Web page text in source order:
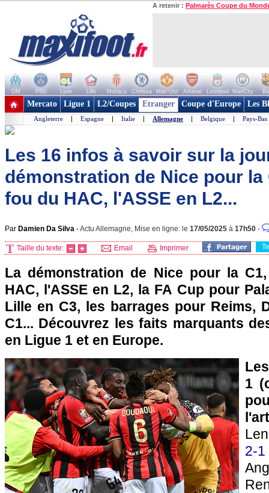
A retenir : Palmarès Coupe du
OM PSG Lyon Lille Monaco Chelsea Man Utd Arsenal Liverpool ManCity
+ de clubs
Mercato Ligue 1 L2/Coupes Etranger Coupe d'Europe Les
Angleterre | Espagne | Italie | Allemagne | Belgique | Pays-Bas
Les 16 infos à savoir sur la
démonstration de Nice pour la
fou du HAC, l'ASSE en L2...
Par Damien Da Silva -Actu Allemagne, Mise en ligne: le 17/05/2025 à 17h50 -
Taille du texte: Email Imprimer
La démonstration de Nice pour la
HAC, l'ASSE en L2, la FA Cup pour
Lille en C3, les barrages pour Reims,
C1... Découvrez les faits marquants
en Ligue 1 et en Europe.
1
2-1